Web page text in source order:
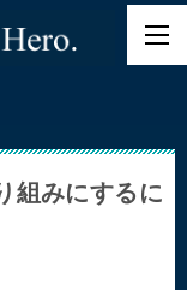
組みにするに